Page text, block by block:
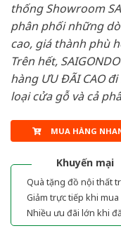
thống Showroom
phân phối những
cao, giá thành phù
Trên hết,
hàng ƯU ĐÃI CAO
loại cửa gỗ và cả
MUA HÀNG
Khuyến mại
Quà tặng đồ nội thất
Giảm trực tiếp khi
Nhiều ưu đãi lớn khi